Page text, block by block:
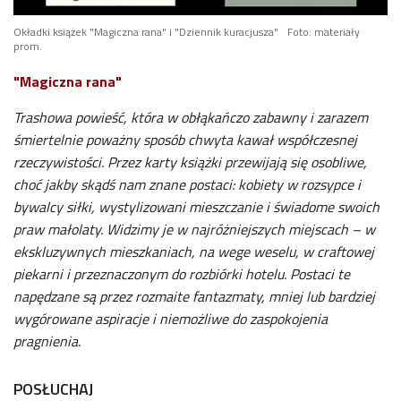
Okładki książek "Magiczna rana" i "Dziennik kuracjusza"
Foto: materiały
prom.
"Magiczna rana"
Trashowa powieść, która w obłąkańczo zabawny i zarazem
śmiertelnie poważny sposób chwyta kawał współczesnej
rzeczywistości. Przez karty książki przewijają się osobliwe,
choć jakby skądś nam znane postaci: kobiety w rozsypce i
bywalcy siłki, wystylizowani mieszczanie i świadome swoich
praw małolaty. Widzimy je w najróżniejszych miejscach – w
ekskluzywnych mieszkaniach, na wege weselu, w craftowej
piekarni i przeznaczonym do rozbiórki hotelu. Postaci te
napędzane są przez rozmaite fantazmaty, mniej lub bardziej
wygórowane aspiracje i niemożliwe do zaspokojenia
pragnienia.
POSŁUCHAJ